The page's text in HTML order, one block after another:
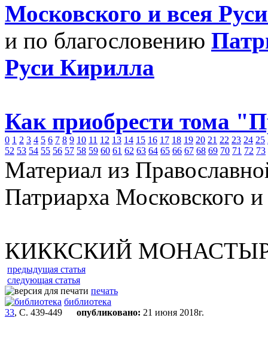
Московского и всея
и по благословению
Руси Кирилла
Как приобрести тома
0 1 2 3 4 5 6 7 8 9 10 11 12 13 14 15 16 17 18 19 20 21 22 23 24 25
52 53 54 55 56 57 58 59 60 61 62 63 64 65 66 67 68 69 70 71 72 73
Материал из
Патриарха Московского
КИККСКИЙ
предыдущая статья
следующая статья
печать
библиотека
33, С. 439-449 опубликовано: 21 июня 2018г.